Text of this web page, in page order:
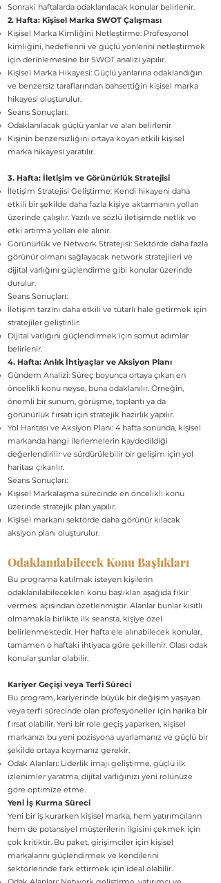
Sonraki haftalarda odaklanılacak konular belirlenir.
2. Hafta: Kişisel Marka SWOT Çalışması
Kişisel Marka Kimliğini Netleştirme: Profesyonel
kimliğini, hedeflerini ve güçlü yönlerini netleştirmek
için derinlemesine bir SWOT analizi yapılır.
Kişisel Marka Hikayesi: Güçlü yanlarına odaklandığın
ve benzersiz taraflarından bahsettiğin kişisel marka
hikayesi oluşturulur.
​Seans Sonuçları:
Odaklanılacak güçlü yanlar ve alan belirlenir
Kişinin benzersizliğini ortaya koyan etkili kişisel
marka hikayesi yaratılır.
3. Hafta: İletişim ve Görünürlük Stratejisi
İletişim Stratejisi Geliştirme: Kendi hikayeni daha
etkili bir şekilde daha fazla kişiye aktarmanın yolları
üzerinde çalışılır. Yazılı ve sözlü iletişimde netlik ve
etki artırma yolları ele alınır.
Görünürlük ve Network Stratejisi: Sektörde daha fazla
görünür olmanı sağlayacak network stratejileri ve
dijital varlığını güçlendirme gibi konular üzerinde
durulur.
Seans Sonuçları:
İletişim tarzını daha etkili ve tutarlı hale getirmek için
stratejiler geliştirilir.
Dijital varlığını güçlendirmek için somut adımlar
belirlenir.
4. Hafta: Anlık İhtiyaçlar ve Aksiyon Planı
Gündem Analizi: Süreç boyunca ortaya çıkan en
öncelikli konu neyse, buna odaklanılır. Örneğin,
önemli bir sunum, görüşme, toplantı ya da
görünürlük fırsatı için stratejik hazırlık yapılır.
Yol Haritası ve Aksiyon Planı: 4 hafta sonunda, kişisel
markanda hangi ilerlemelerin kaydedildiği
değerlendirilir ve sürdürülebilir bir gelişim için yol
haritası çıkarılır.
Seans Sonuçları:
Kişisel Markalaşma sürecinde en öncelikli konu
üzerinde stratejik plan yapılır.
Kişisel markanı sektörde daha görünür kılacak
aksiyon planı oluşturulur.
Odaklanılabilecek Konu Başlıkları
Bu programa katılmak isteyen kişilerin
odaklanılabilecekleri konu başlıkları aşağıda fikir
vermesi açısından özetlenmiştir. Alanlar bunlar kısıtlı
olmamakla birlikte ilk seansta, kişiye özel
belirlenmektedir. Her hafta ele alınabilecek konular,
tamamen o haftaki ihtiyaca göre şekillenir. Olası odak
konular şunlar olabilir:
Kariyer Geçişi veya Terfi Süreci
Bu program, kariyerinde büyük bir değişim yaşayan
veya terfi sürecinde olan profesyoneller için harika bir
fırsat olabilir. Yeni bir role geçiş yaparken, kişisel
markanızı bu yeni pozisyona uyarlamanız ve güçlü bir
şekilde ortaya koymanız gerekir.
Odak Alanları: Liderlik imajı geliştirme, güçlü ilk
izlenimler yaratma, dijital varlığınızı yeni rolünüze
göre optimize etme.
Yeni İş Kurma Süreci
Yeni bir iş kurarken kişisel marka, hem yatırımcıların
hem de potansiyel müşterilerin ilgisini çekmek için
çok kritiktir. Bu paket, girişimciler için kişisel
markalarını güçlendirmek ve kendilerini
sektörlerinde fark ettirmek için ideal olabilir.